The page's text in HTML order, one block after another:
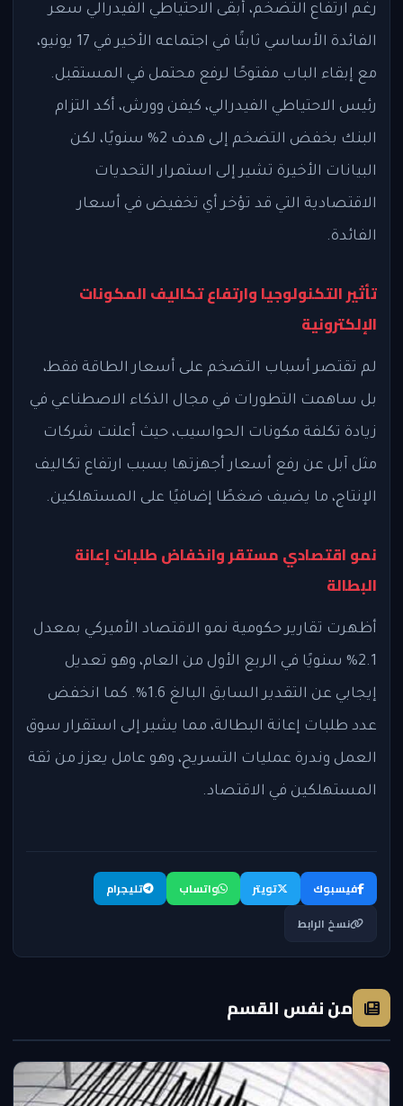
رغم ارتفاع التضخم، أبقى الاحتياطي الفيدرالي سعر
الفائدة الأساسي ثابتًا في اجتماعه الأخير في 17 يونيو،
مع إبقاء الباب مفتوحًا لرفع محتمل في المستقبل.
رئيس الاحتياطي الفيدرالي، كيفن وورش، أكد التزام
البنك بخفض التضخم إلى هدف 2% سنويًا، لكن
البيانات الأخيرة تشير إلى استمرار التحديات
الاقتصادية التي قد تؤخر أي تخفيض في أسعار
الفائدة.
تأثير التكنولوجيا وارتفاع تكاليف المكونات
الإلكترونية
لم تقتصر أسباب التضخم على أسعار الطاقة فقط،
بل ساهمت التطورات في مجال الذكاء الاصطناعي في
زيادة تكلفة مكونات الحواسيب، حيث أعلنت شركات
مثل آبل عن رفع أسعار أجهزتها بسبب ارتفاع تكاليف
الإنتاج، ما يضيف ضغطًا إضافيًا على المستهلكين.
نمو اقتصادي مستقر وانخفاض طلبات إعانة
البطالة
أظهرت تقارير حكومية نمو الاقتصاد الأميركي بمعدل
2.1% سنويًا في الربع الأول من العام، وهو تعديل
إيجابي عن التقدير السابق البالغ 1.6%. كما انخفض
عدد طلبات إعانة البطالة، مما يشير إلى استقرار سوق
العمل وندرة عمليات التسريح، وهو عامل يعزز من ثقة
المستهلكين في الاقتصاد.
فيسبوك تويتر واتساب
تليجرام
نسخ الرابط
من نفس القسم